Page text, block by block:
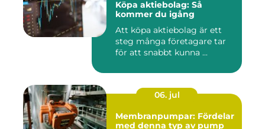
Köpa aktiebolag: Så
kommer du igång
Att köpa aktiebolag är ett
steg många företagare tar
för att snabbt kunna ...
06. jul
Membranpumpar: Fördelar
med denna typ av pump